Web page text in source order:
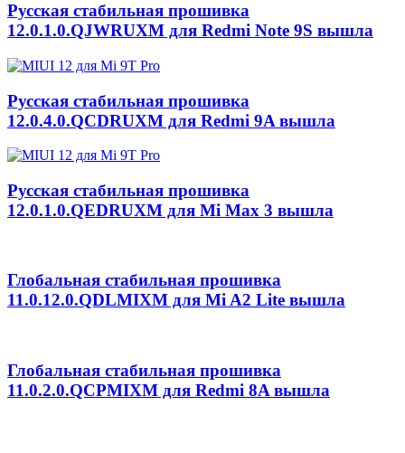
Русская стабильная прошивка
12.0.1.0.QJWRUXM для Redmi Note 9S вышла
Русская стабильная прошивка
12.0.4.0.QCDRUXM для Redmi 9A вышла
Русская стабильная прошивка
12.0.1.0.QEDRUXM для Mi Max 3 вышла
Глобальная стабильная прошивка
11.0.12.0.QDLMIXM для Mi A2 Lite вышла
Глобальная стабильная прошивка
11.0.2.0.QCPMIXM для Redmi 8A вышла